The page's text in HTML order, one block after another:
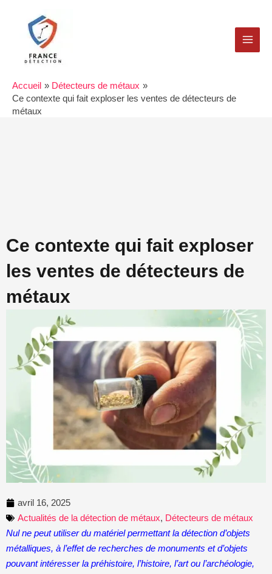
contenu
Accueil
Détecteurs de métaux
Ce contexte qui fait exploser les ventes de détecteurs de
métaux
Ce contexte qui fait exploser
les ventes de détecteurs de
métaux
avril 16, 2025
Actualités de la détection de métaux, Détecteurs de métaux
Nul ne peut utiliser du matériel permettant la détection d’objets
métalliques, à l’effet de recherches de monuments et d’objets
pouvant intéresser la préhistoire, l’histoire, l’art ou l’archéologie,